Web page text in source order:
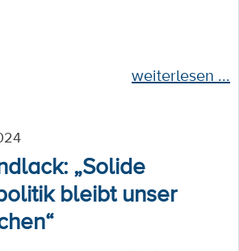
weiterlesen ...
„Solide
bleibt unser